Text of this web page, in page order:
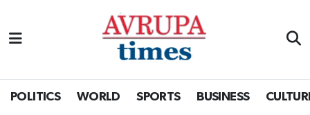
POLITICS WORLD SPORTS BUSINESS
Nöbetçi Eczaneler